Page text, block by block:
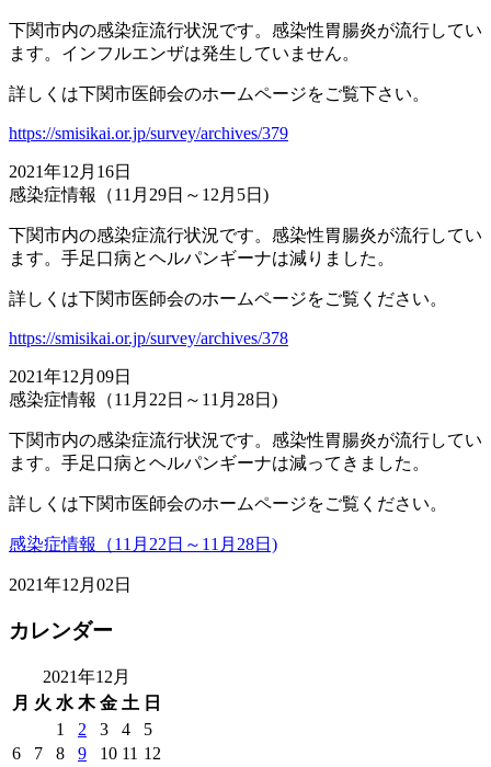
下関市内の感染症流行状況です。感染性胃腸炎が流行してい
ます。インフルエンザは発生していません。
詳しくは下関市医師会のホームページをご覧下さい。
https://smisikai.or.jp/survey/archives/379
2021年12月16日
感染症情報（11月29日～12月5日)
下関市内の感染症流行状況です。感染性胃腸炎が流行してい
ます。手足口病とヘルパンギーナは減りました。
詳しくは下関市医師会のホームページをご覧ください。
https://smisikai.or.jp/survey/archives/378
2021年12月09日
感染症情報（11月22日～11月28日)
下関市内の感染症流行状況です。感染性胃腸炎が流行してい
ます。手足口病とヘルパンギーナは減ってきました。
詳しくは下関市医師会のホームページをご覧ください。
感染症情報（11月22日～11月28日)
2021年12月02日
カレンダー
2021年12月
月 火 水 木 金 土 日
1 2 3 4
5
6
7 8 9 10 11 12